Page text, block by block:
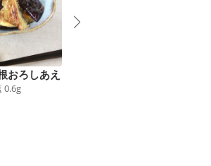
おろしあえ
0.6g